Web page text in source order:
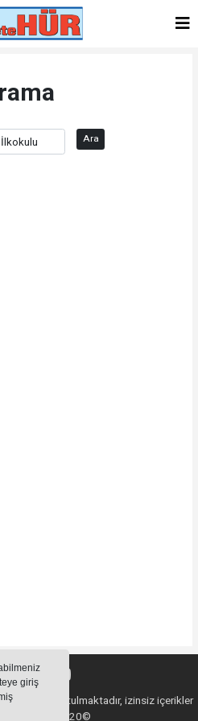
giriş
Ara
saklı tutulmaktadır, izinsiz içerikler
Copyright 2020©